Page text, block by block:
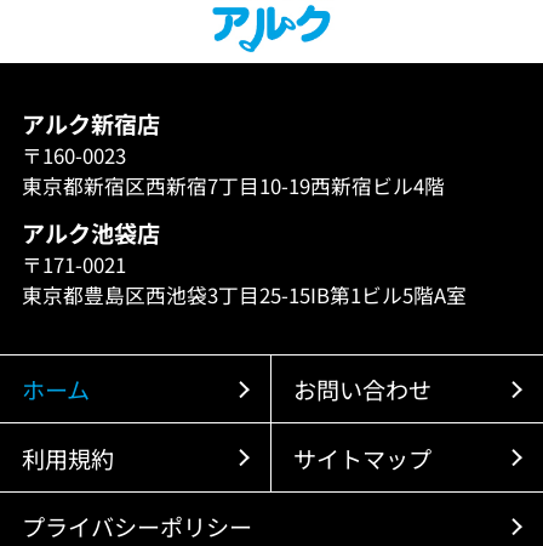
アルク新宿店
〒160-0023
東京都新宿区西新宿7丁目10-19西新宿ビル4階
アルク池袋店
〒171-0021
東京都豊島区西池袋3丁目25-15IB第1ビル5階A室
ホーム お問い合わせ
利用規約 サイトマップ
プライバシーポリシー